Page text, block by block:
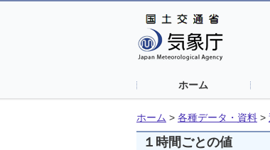
ホーム
ホーム > 各種データ・資料 >
１時間ごとの値